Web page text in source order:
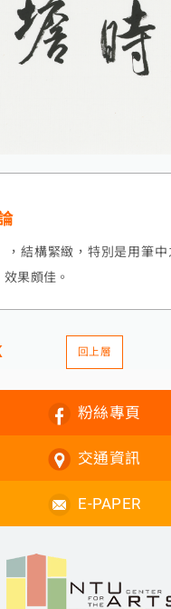
，結構緊緻，特別是用筆中
果頗佳。
回上層
粉絲專頁
交通資訊
E-PAPER